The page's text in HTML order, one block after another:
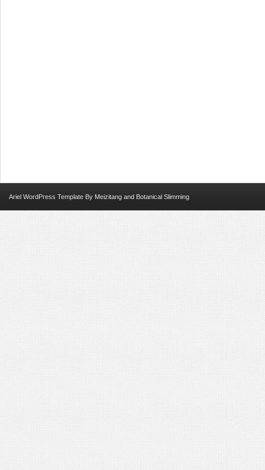
Ariel WordPress Template By Meizitang and Botanical Slimming